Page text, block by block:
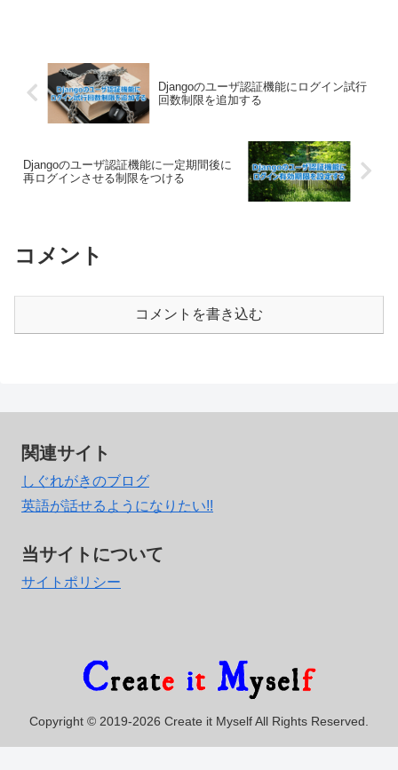
Djangoのユーザ認証機能にログイン試行
回数制限を追加する
Djangoのユーザ認証機能に一定期間後に
再ログインさせる制限をつける
コメント
コメントを書き込む
関連サイト
しぐれがきのブログ
英語が話せるようになりたい!!
当サイトについて
サイトポリシー
Copyright © 2019-2026 Create it Myself All Rights Reserved.